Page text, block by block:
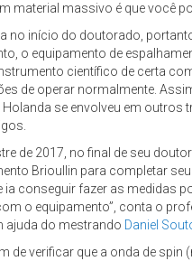
material massivo é que você
no início do doutorado,
o equipamento de
científico de certa
de operar normalmente.
se envolveu em
de 2017, no final de seu
Brioullin para completar
ia conseguir fazer as medidas
o equipamento”, conta o
ajuda do mestrando Daniel
de verificar que a onda de